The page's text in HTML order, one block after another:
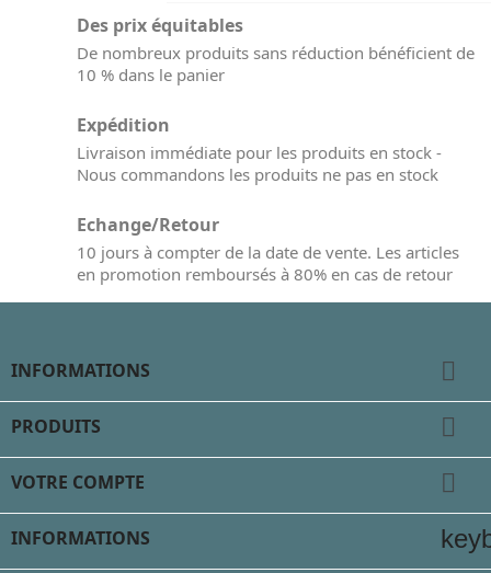
Des prix équitables
De nombreux produits sans réduction bénéficient de
10 % dans le panier
Expédition
Livraison immédiate pour les produits en stock -
Nous commandons les produits ne pas en stock
Echange/Retour
10 jours à compter de la date de vente. Les articles
en promotion remboursés à 80% en cas de retour
INFORMATIONS 
PRODUITS 
VOTRE COMPTE 
INFORMATIONS